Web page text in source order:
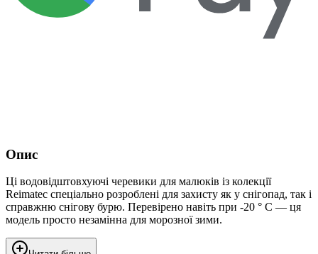
Опис
Ці водовідштовхуючі черевики для малюків із колекції
Reimatec спеціально розроблені для захисту як у снігопад, так і
справжню снігову бурю. Перевірено навіть при -20 ° C — ця
модель просто незамінна для морозної зими.